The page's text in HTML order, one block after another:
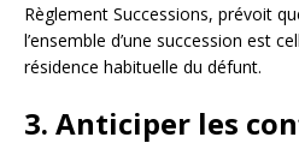
Règlement Successions, prévoit
l’ensemble d’une succession est
résidence habituelle du défunt.
3. Anticiper les